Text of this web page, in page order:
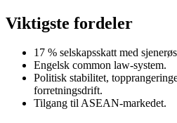
Viktigste fordeler
17 % selskapsskatt med
Engelsk common law-system.
Politisk stabilitet,
forretningsdrift.
Tilgang til ASEAN-markedet.